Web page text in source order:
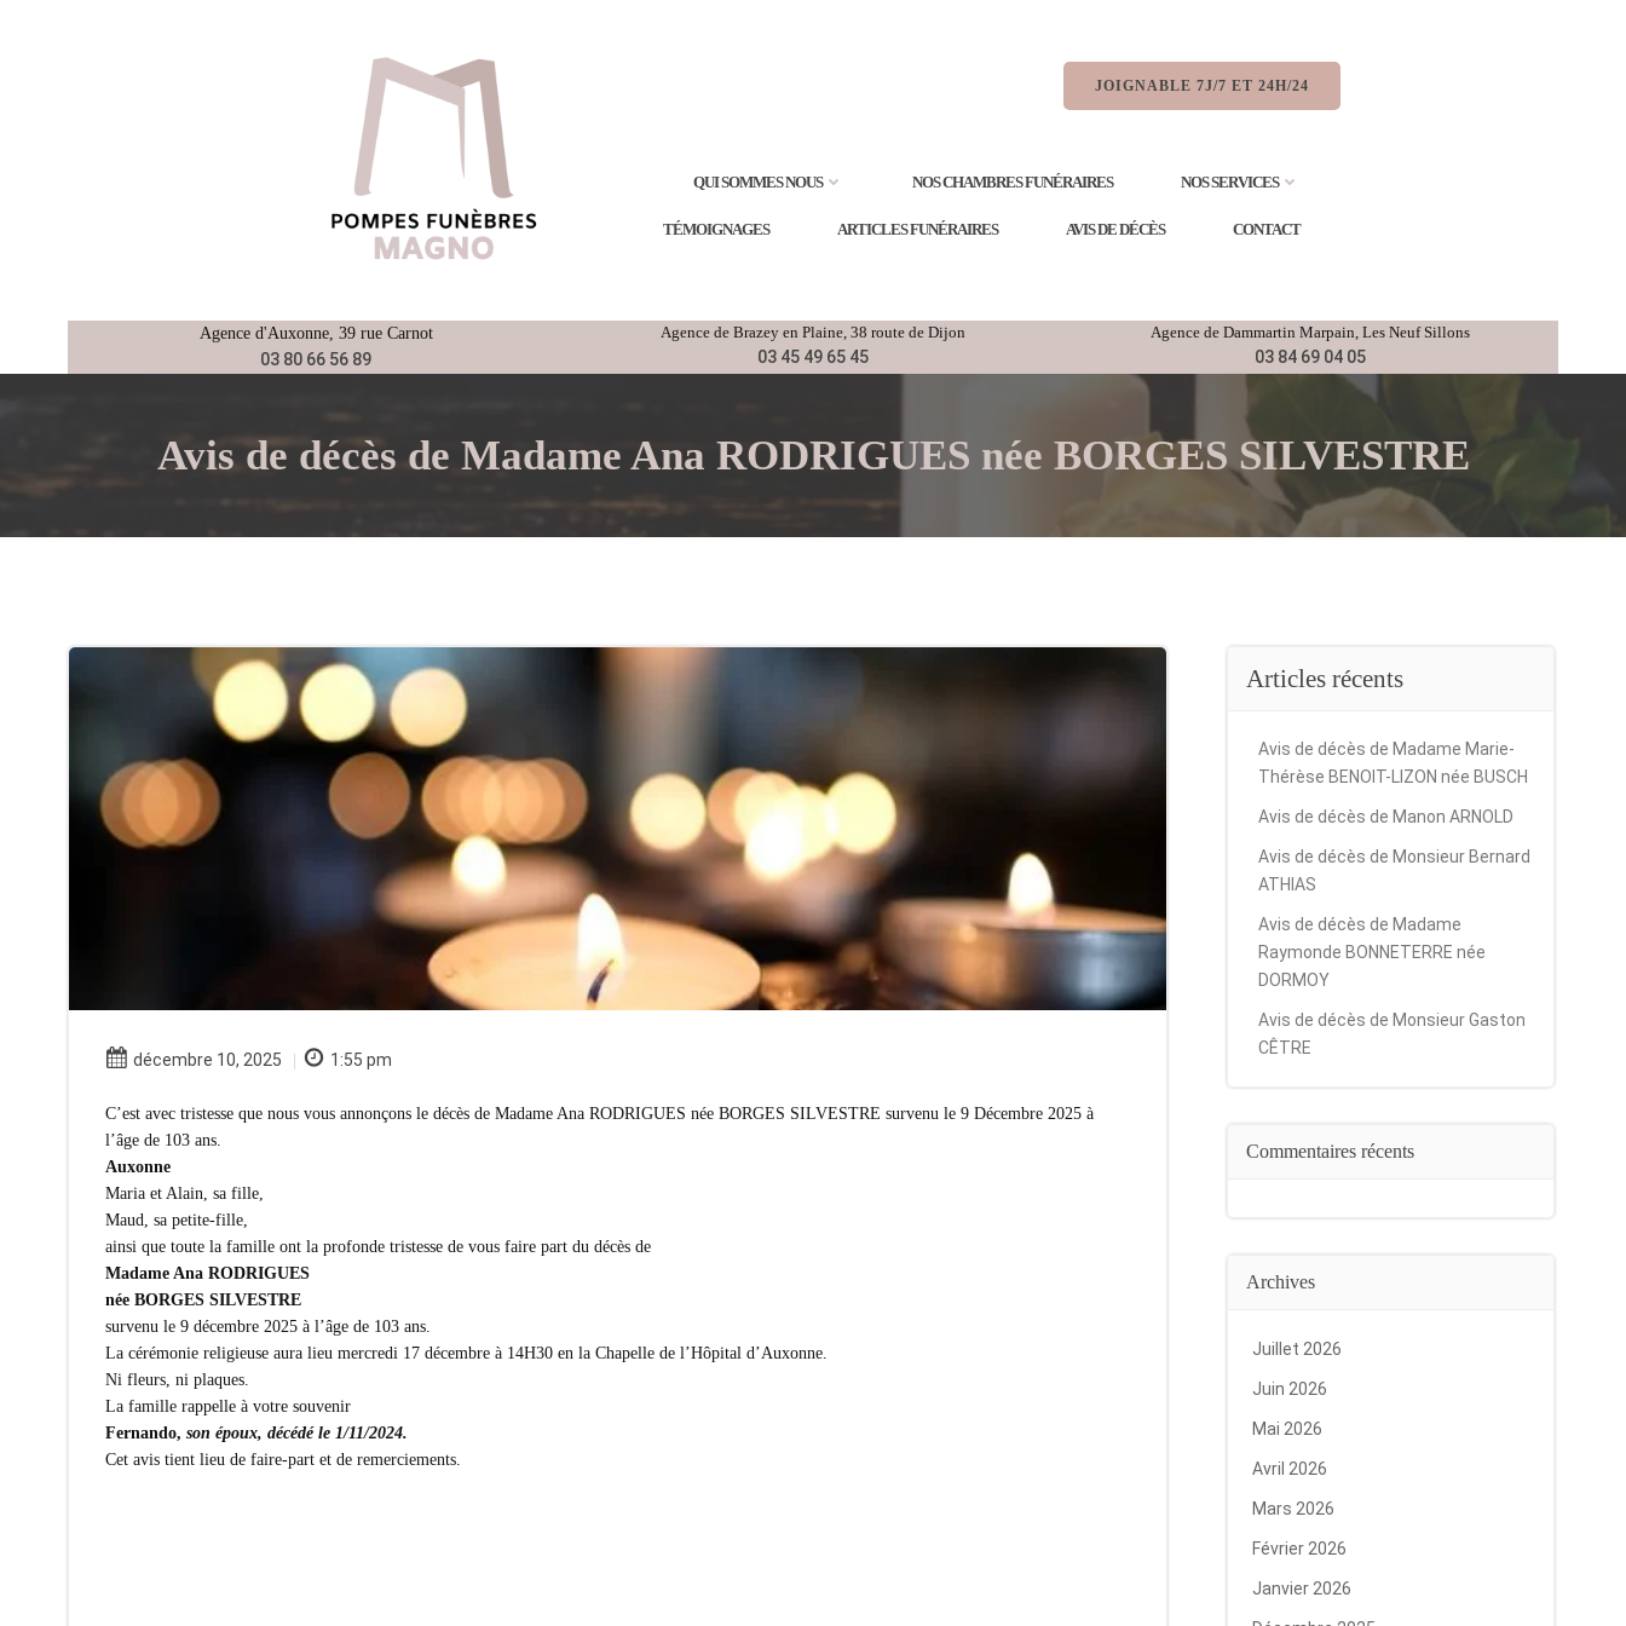
JOIGNABLE 7J/7 ET 24H/24
QUI SOMMES NOUS NOS CHAMBRES FUNÉRAIRES NOS SERVICES
TÉMOIGNAGES ARTICLES FUNÉRAIRES AVIS DE DÉCÈS CONTACT
Agence d'Auxonne, 39 rue Carnot
03 80 66 56 89
Agence de Brazey en Plaine, 38 route de Dijon
03 45 49 65 45
Agence de Dammartin Marpain, Les Neuf Sillons
03 84 69 04 05
Avis de décès de Madame Ana RODRIGUES née BORGES SILVESTRE
décembre 10, 2025 1:55 pm
C’est avec tristesse que nous vous annonçons le décès de Madame Ana RODRIGUES née BORGES SILVESTRE survenu le 9 Décembre 2025 à
l’âge de 103 ans.
Auxonne
Maria et Alain, sa fille,
Maud, sa petite-fille,
ainsi que toute la famille ont la profonde tristesse de vous faire part du décès de
Madame Ana RODRIGUES
née BORGES SILVESTRE
survenu le 9 décembre 2025 à l’âge de 103 ans.
La cérémonie religieuse aura lieu mercredi 17 décembre à 14H30 en la Chapelle de l’Hôpital d’Auxonne.
Ni fleurs, ni plaques.
La famille rappelle à votre souvenir
Fernando, son époux, décédé le 1/11/2024.
Cet avis tient lieu de faire-part et de remerciements.
Articles récents
Avis de décès de Madame Marie-
Thérèse BENOIT-LIZON née BUSCH
Avis de décès de Manon ARNOLD
Avis de décès de Monsieur Bernard
ATHIAS
Avis de décès de Madame
Raymonde BONNETERRE née
DORMOY
Avis de décès de Monsieur Gaston
CÊTRE
Commentaires récents
Archives
Juillet 2026
Juin 2026
Mai 2026
Avril 2026
Mars 2026
Février 2026
Janvier 2026